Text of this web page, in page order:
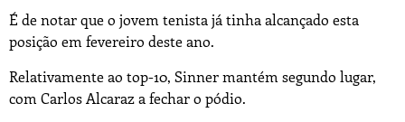
É de notar que o jovem tenista já tinha alcançado esta
posição em fevereiro deste ano.
Relativamente ao top-10, Sinner mantém segundo lugar,
com Carlos Alcaraz a fechar o pódio.